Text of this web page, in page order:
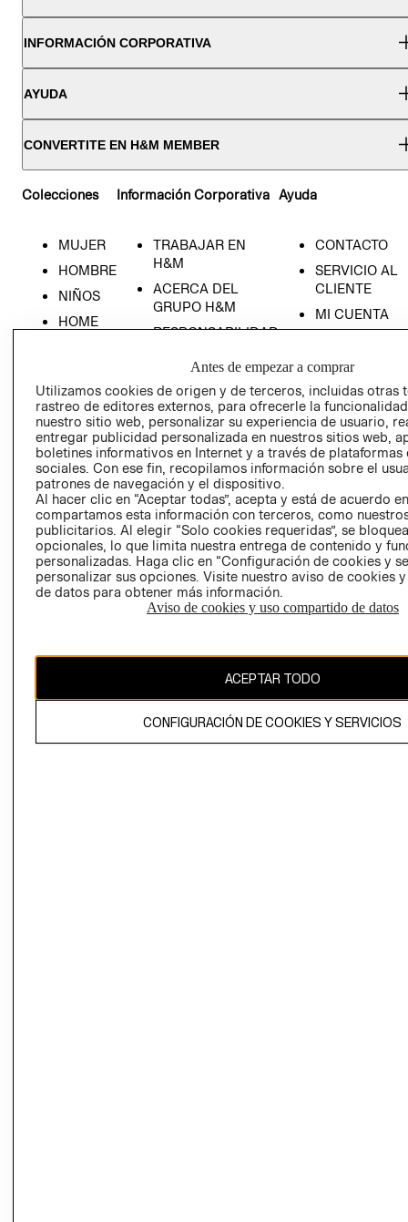
INFORMACIÓN CORPORATIVA
AYUDA
CONVERTITE EN H&M MEMBER
Colecciones
MUJER
HOMBRE
NIÑOS
HOME
Información Corporativa
TRABAJAR EN
H&M
ACERCA DEL
GRUPO H&M
RESPONSABILIDAD
PRENSA
RELACIÓN CON
INVERSIONISTAS
POLÍTICA
EMPRESARIAL
Ayuda
CONTACTO
SERVICIO AL
CLIENTE
MI CUENTA
- RETIRO EN
TIENDA
TÉRMINOS Y
CONDICIONES
PRIVACIDAD
GIFT CARD
AVISO DE
COOKIES
Uruguay ($U)
Antes de empezar a comprar
Utilizamos cookies de origen y de terceros, incluidas otras
rastreo de editores externos, para ofrecerle la
nuestro sitio web, personalizar su experiencia de usuario,
entregar publicidad personalizada en nuestros sitios web,
boletines informativos en Internet y a través de plataformas
sociales. Con ese fin, recopilamos información sobre el
patrones de navegación y el dispositivo.
Al hacer clic en “Aceptar todas”, acepta y está de acuerdo
compartamos esta información con terceros, como
publicitarios. Al elegir “Solo cookies requeridas”, se
opcionales, lo que limita nuestra entrega de contenido y
personalizadas. Haga clic en “Configuración de cookies y
personalizar sus opciones. Visite nuestro aviso de cookies
de datos para obtener más información.
Aviso de cookies y uso compartido de datos
ACEPTAR TODO
CONFIGURACIÓN DE COOKIES Y SERVICIOS